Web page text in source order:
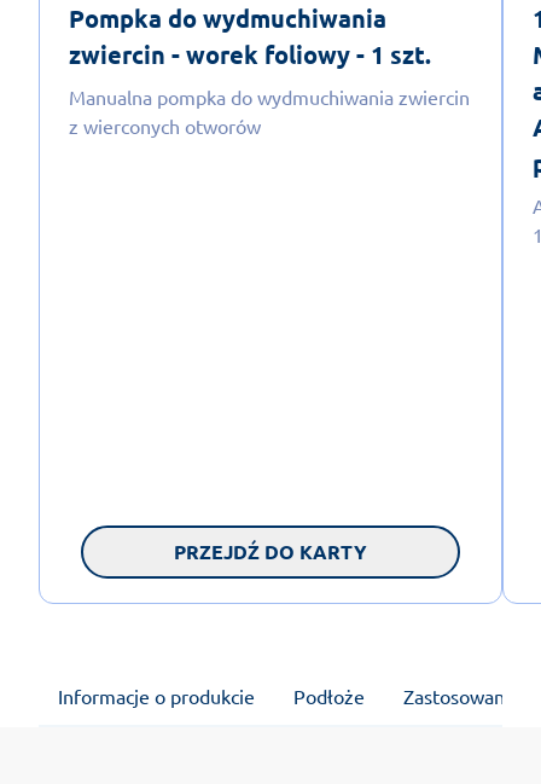
Pompka do wydmuchiwania
zwiercin - worek foliowy - 1 szt.
Manualna pompka do wydmuchiwania zwiercin
z wierconych otworów
PRZEJDŹ DO KARTY
Informacje o produkcie Podłoże Zastosowanie